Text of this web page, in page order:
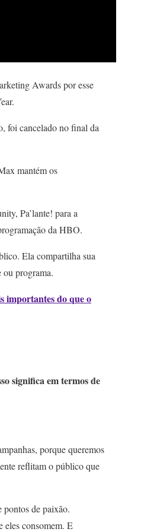
Awards por esse
foi cancelado no final da
mantém os
Pa’lante! para a
da HBO.
Ela compartilha sua
programa.
importantes do que o
significa em termos de
porque queremos
reflitam o público que
pontos de paixão.
eles consomem. E